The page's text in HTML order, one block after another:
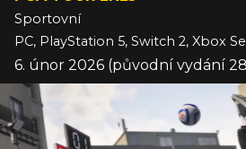
Sportovní
PC, PlayStation 5, Switch 2, Xbox
6. únor 2026 (původní vydání